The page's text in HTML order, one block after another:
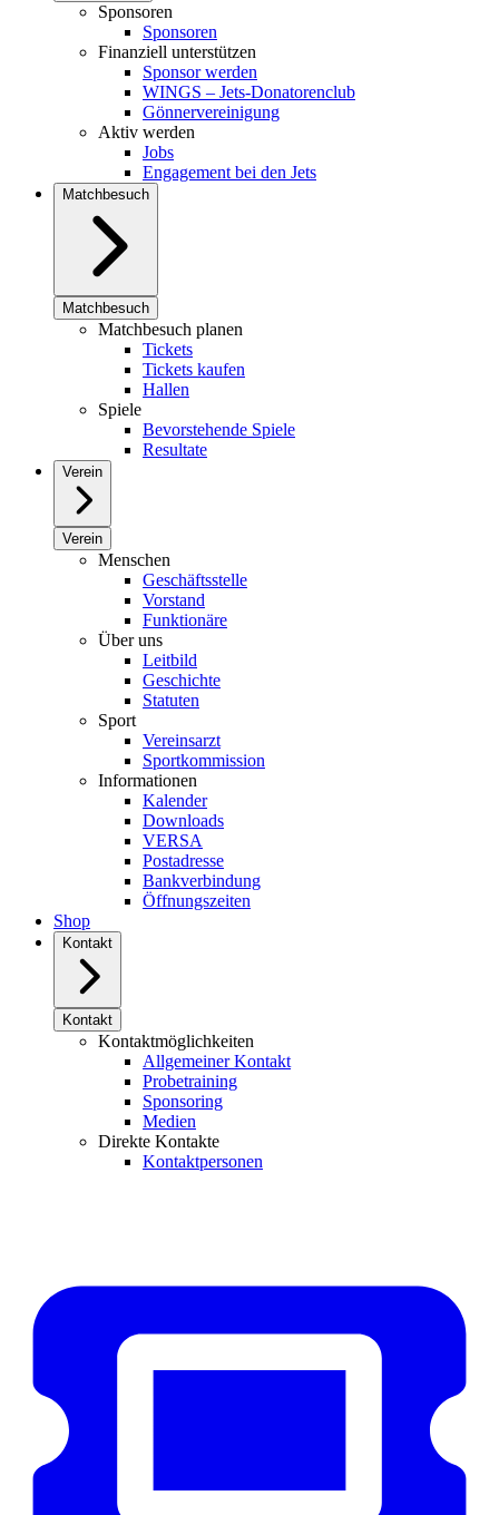
Sponsoren
Sponsoren
Finanziell unterstützen
Sponsor werden
WINGS – Jets-Donatorenclub
Gönnervereinigung
Aktiv werden
Jobs
Engagement bei den Jets
Matchbesuch
Matchbesuch
Matchbesuch planen
Tickets
Tickets kaufen
Hallen
Spiele
Bevorstehende Spiele
Resultate
Verein
Verein
Menschen
Geschäftsstelle
Vorstand
Funktionäre
Über uns
Leitbild
Geschichte
Statuten
Sport
Vereinsarzt
Sportkommission
Informationen
Kalender
Downloads
VERSA
Postadresse
Bankverbindung
Öffnungszeiten
Shop
Kontakt
Kontakt
Kontaktmöglichkeiten
Allgemeiner Kontakt
Probetraining
Sponsoring
Medien
Direkte Kontakte
Kontaktpersonen